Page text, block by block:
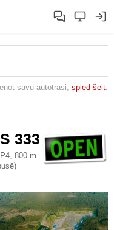
savu autotrasi, spied šeit.
333
800 m